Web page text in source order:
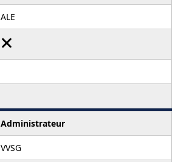
ALE
Administrateur
VVSG